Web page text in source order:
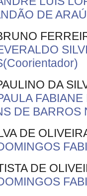
DE
DA
DE BARROS
DE
DE